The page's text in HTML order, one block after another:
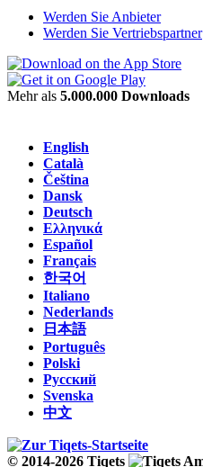
Werden Sie Anbieter
Werden Sie Vertriebspartner
Mehr als 5.000.000 Downloads
English
Català
Čeština
Dansk
Deutsch
Ελληνικά
Español
Français
한국어
Italiano
Nederlands
日本語
Português
Polski
Русский
Svenska
中文
© 2014-2026 Tiqets